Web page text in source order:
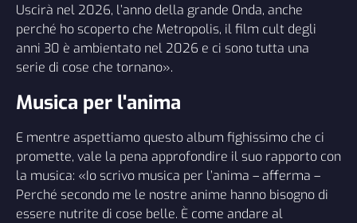
Uscirà nel 2026, l’anno della grande Onda, anche
perché ho scoperto che Metropolis, il film cult degli
anni 30 è ambientato nel 2026 e ci sono tutta una
serie di cose che tornano».
Musica per l'anima
E mentre aspettiamo questo album fighissimo che ci
promette, vale la pena approfondire il suo rapporto con
la musica: «Io scrivo musica per l’anima – afferma –
Perché secondo me le nostre anime hanno bisogno di
essere nutrite di cose belle. È come andare al